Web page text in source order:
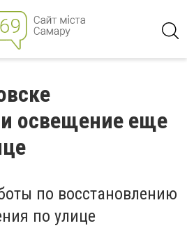
освещение еще
по восстановлению
по улице